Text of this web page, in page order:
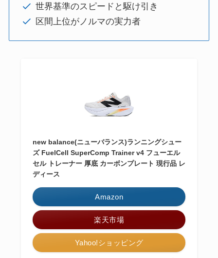
世界基準のスピードと駆け引き
区間上位がノルマの実力者
new balance(ニューバランス)ランニングシュー
ズ FuelCell SuperComp Trainer​ v4 フューエル
セル トレーナー 厚底 カーボンプレート 現行品 レ
ディース
Amazon
楽天市場
Yahoo!ショッピング